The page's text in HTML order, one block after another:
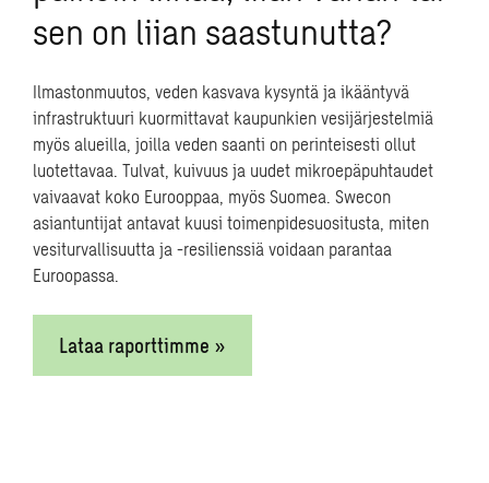
uudistumisesta 2020-luvulla, johon osallistuu
Kaisa Hietalan lisäksi
Kasurinen,Stora Enso ja
toimitusjohtajaNiklas von Weymarn,Metsä
Spring. Keskustelua ohjaa Teollisuus ja
Energia toimialan johtajaErik
Skogström,Sweco.
Biodiversiteetti biotuoteyrityksissä – tuloksia
haastattelututkimukseen pohjautuen,
Swecon uudistunut Teollisuus ja Energia
liiketoimintayksikkö, Erik Skogström
sen on liian saastunutta?
Ilmastonmuutos, veden kasvava kysyntä ja ikääntyvä
infrastruktuuri kuormittavat kaupunkien vesijärjestelmiä
myös alueilla, joilla veden saanti on perinteisesti ollut
luotettavaa. Tulvat, kuivuus ja uudet mikroepäpuhtaudet
vaivaavat koko Eurooppaa, myös Suomea. Swecon
asiantuntijat antavat kuusi toimenpidesuositusta, miten
vesiturvallisuutta ja -resilienssiä voidaan parantaa
Euroopassa.
Lataa raporttimme »